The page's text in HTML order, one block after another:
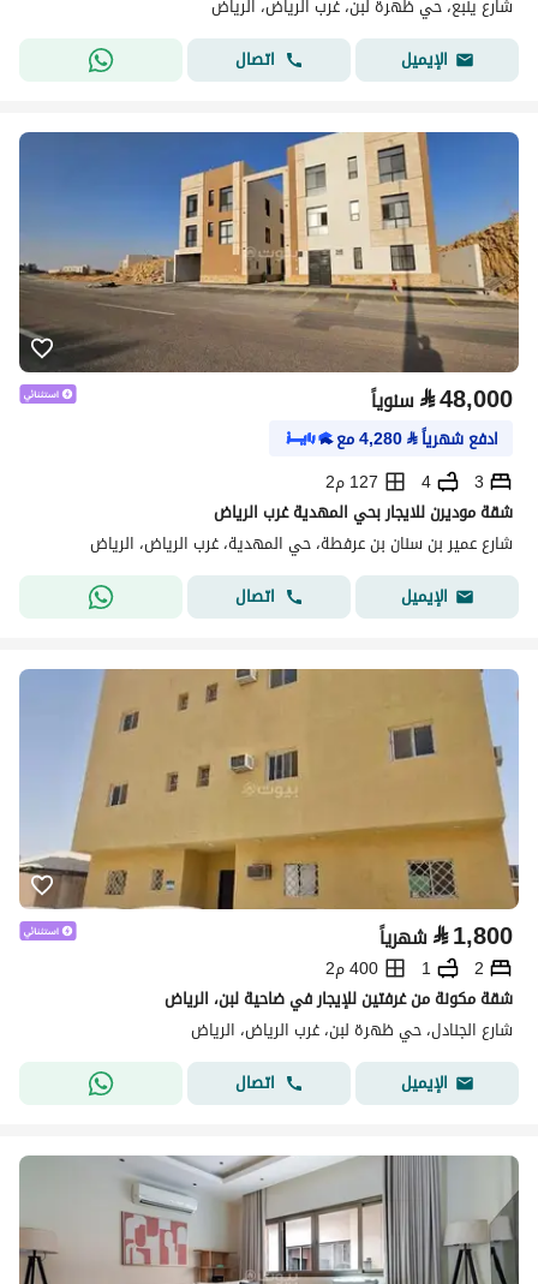
شارع ينبع، حي ظهرة لبن، غرب الرياض، الرياض
الإيميل
اتصال
⃁48,000 سنوياً
ادفع شهرياً⃁
4,280مع
3
4
127 م2
شقة موديرن للايجار بحي المهدية غرب الرياض
شارع عمير بن سنان بن عرفطة، حي المهدية، غرب الرياض، الرياض
الإيميل
اتصال
⃁1,800 شهرياً
2
1
400 م2
شقة مكونة من غرفتين للإيجار في ضاحية لبن، الرياض
شارع الجنادل، حي ظهرة لبن، غرب الرياض، الرياض
الإيميل
اتصال